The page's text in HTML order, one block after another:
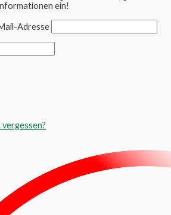
ein!
Adresse